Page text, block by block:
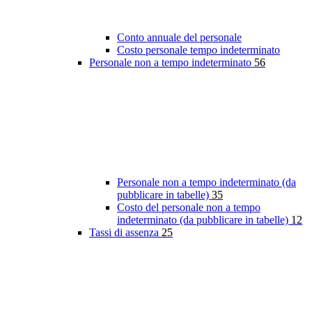
Conto annuale del personale
Costo personale tempo indeterminato
Personale non a tempo indeterminato 56
Personale non a tempo indeterminato (da
pubblicare in tabelle) 35
Costo del personale non a tempo
indeterminato (da pubblicare in tabelle) 12
Tassi di assenza 25